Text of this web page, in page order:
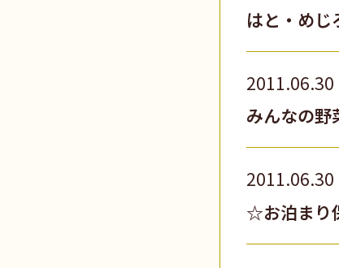
はと・め
2011.06.30
みんなの
2011.06.30
☆お泊まり